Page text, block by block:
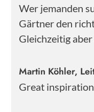
Wer jemanden
Gärtner den
Gleichzeitig
Martin Köhler,
Great